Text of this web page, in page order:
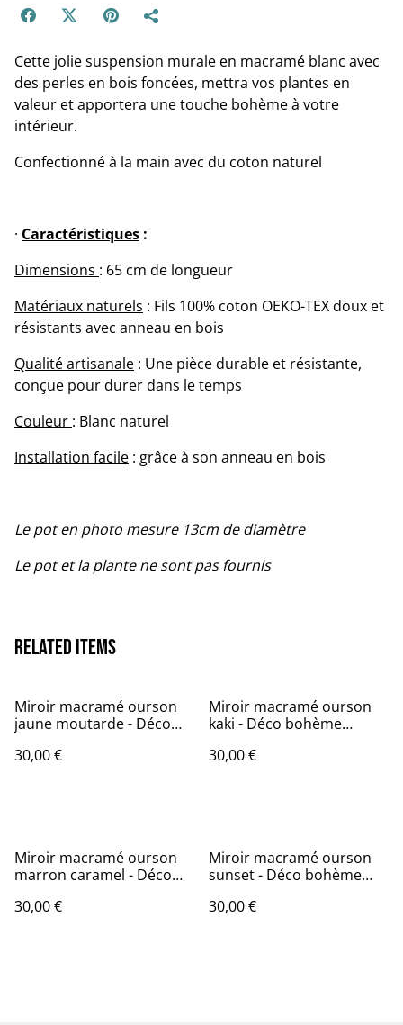
Cette jolie suspension murale en macramé blanc avec
des perles en bois foncées, mettra vos plantes en
valeur et apportera une touche bohème à votre
intérieur.
Confectionné à la main avec du coton naturel
· Caractéristiques :
Dimensions : 65 cm de longueur
Matériaux naturels : Fils 100% coton OEKO-TEX doux et
résistants avec anneau en bois
Qualité artisanale : Une pièce durable et résistante,
conçue pour durer dans le temps
Couleur : Blanc naturel
Installation facile : grâce à son anneau en bois
Le pot en photo mesure 13cm de diamètre
Le pot et la plante ne sont pas fournis
Related items
Miroir macramé ourson
jaune moutarde - Déco
bébé/enfant
30,00 €
Miroir macramé ourson
kaki - Déco bohème
30,00 €
Miroir macramé ourson
marron caramel - Déco
bébé/enfant
30,00 €
Miroir macramé ourson
sunset - Déco bohème
30,00 €